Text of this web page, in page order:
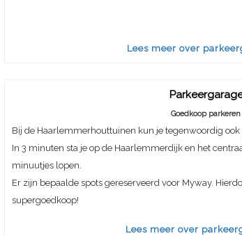
Lees meer over
Goedkoop
Bij de Haarlemmerhouttuinen kun je tegenwoordig ook
In 3 minuten sta je op de Haarlemmerdijk en het
minuutjes lopen.
Er zijn bepaalde spots gereserveerd voor Myway.
supergoedkoop!
Lees meer over